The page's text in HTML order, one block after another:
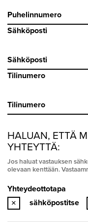
Sähköposti
Tilinumero
HALUAN, ETTÄ
YHTEYTTÄ:
Jos haluat vastauksen
olevaan kenttään.
Yhteydeottotapa
sähköpostitse